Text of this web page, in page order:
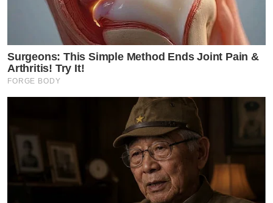
Surgeons: This Simple Method Ends Joint Pain &
Arthritis! Try It!
FORGE BODY